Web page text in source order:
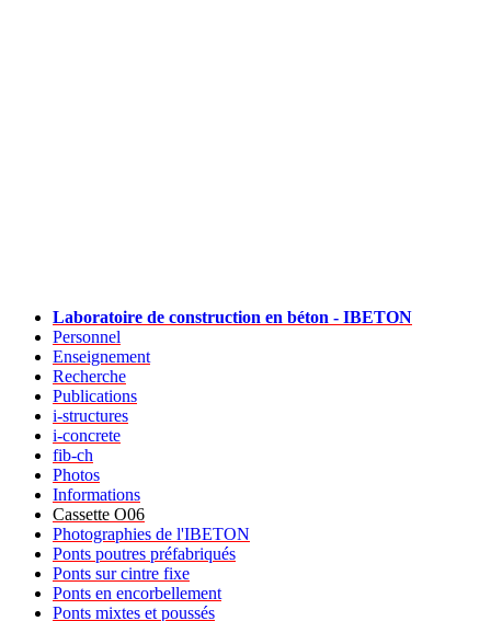
Laboratoire de construction en béton - IBETON
Personnel
Enseignement
Recherche
Publications
i-structures
i-concrete
fib-ch
Photos
Informations
Cassette O06
Photographies de l'IBETON
Ponts poutres préfabriqués
Ponts sur cintre fixe
Ponts en encorbellement
Ponts mixtes et poussés